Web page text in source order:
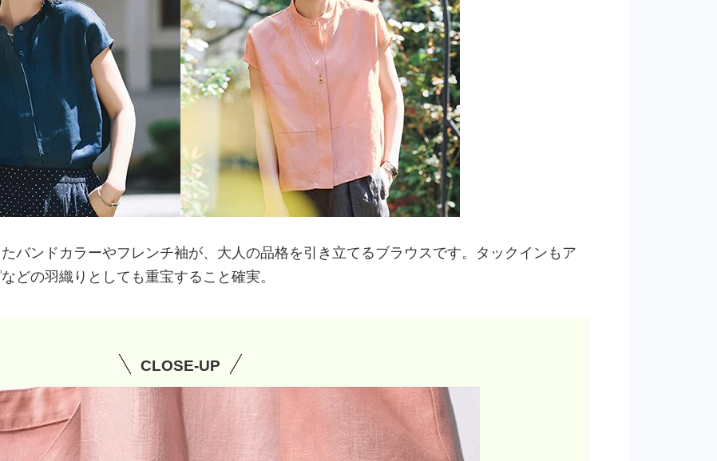
バンドカラーやフレンチ袖が、大人の品格を引き立てるブラウスです。タックインもア
どの羽織りとしても重宝すること確実。
CLOSE-UP